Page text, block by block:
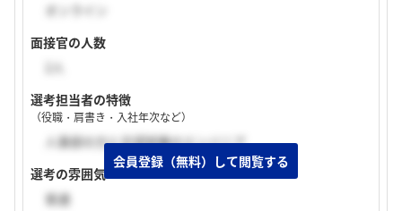
オンライン
面接官の人数
選考担当者の特徴
（役職・肩書き・入社年次など）
人事部の方と志望部署のエンジニア
選考の雰囲気
普通